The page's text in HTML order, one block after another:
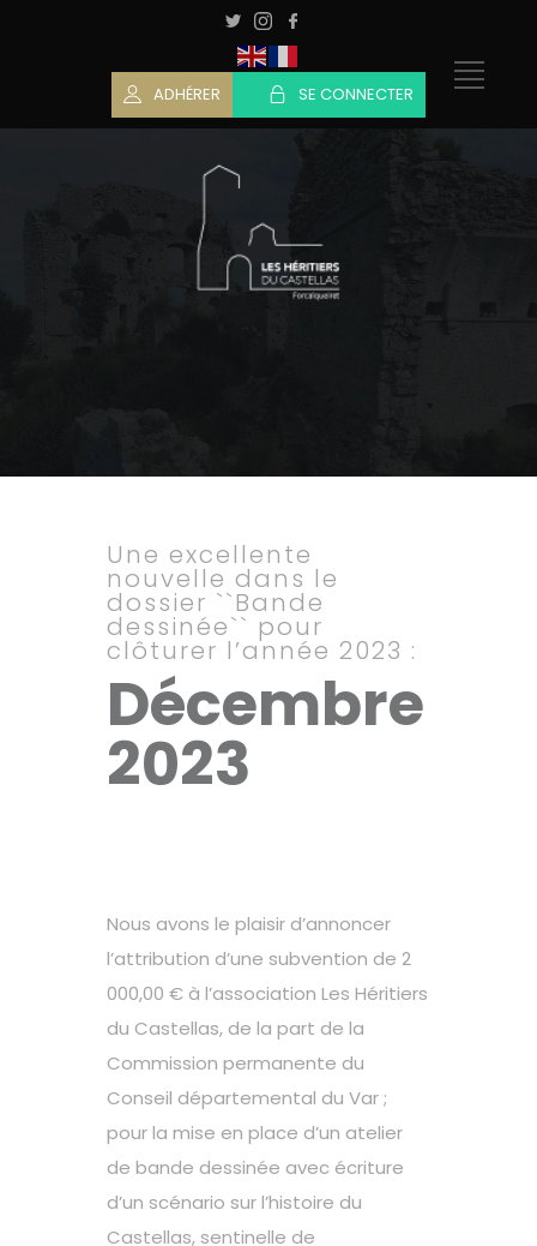
SE CONNECTER
ADHÉRER
Une excellente
nouvelle dans le
dossier ``Bande
dessinée`` pour
clôturer l’année 2023 :
Décembre
2023
Nous avons le plaisir d’annoncer
l’attribution d’une subvention de 2
000,00 € à l’association Les Héritiers
du Castellas, de la part de la
Commission permanente du
Conseil départemental du Var ;
pour la mise en place d’un atelier
de bande dessinée avec écriture
d’un scénario sur l’histoire du
Castellas, sentinelle de